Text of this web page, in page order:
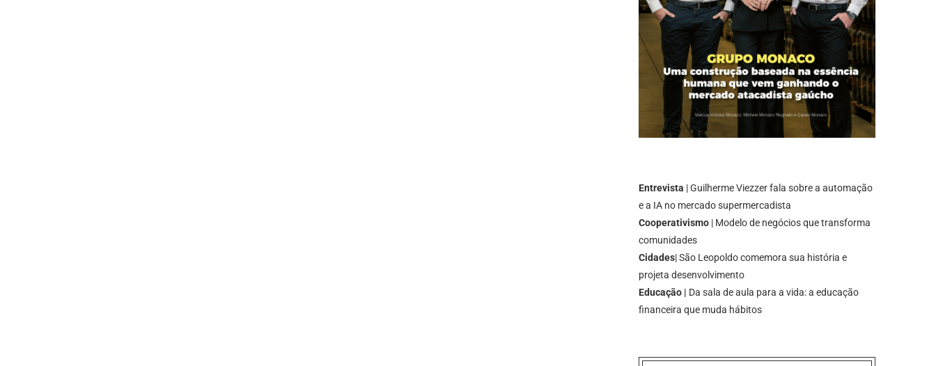
Entrevista | Guilherme Viezzer fala sobre a automação
e a IA no mercado supermercadista
Cooperativismo | Modelo de negócios que transforma
comunidades
Cidades| São Leopoldo comemora sua história e
projeta desenvolvimento
Educação | Da sala de aula para a vida: a educação
financeira que muda hábitos